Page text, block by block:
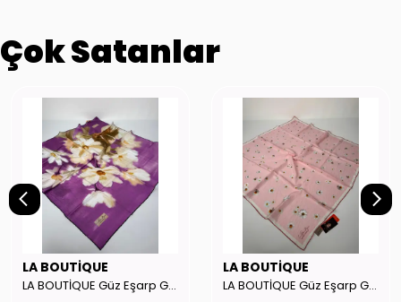
Çok Satanlar
LA BOUTİQUE
LA BOUTİQUE Güz Eşarp GYSE262908
LA BOUTİQUE
LA BOUTİQUE Güz Eşarp GYSE130804